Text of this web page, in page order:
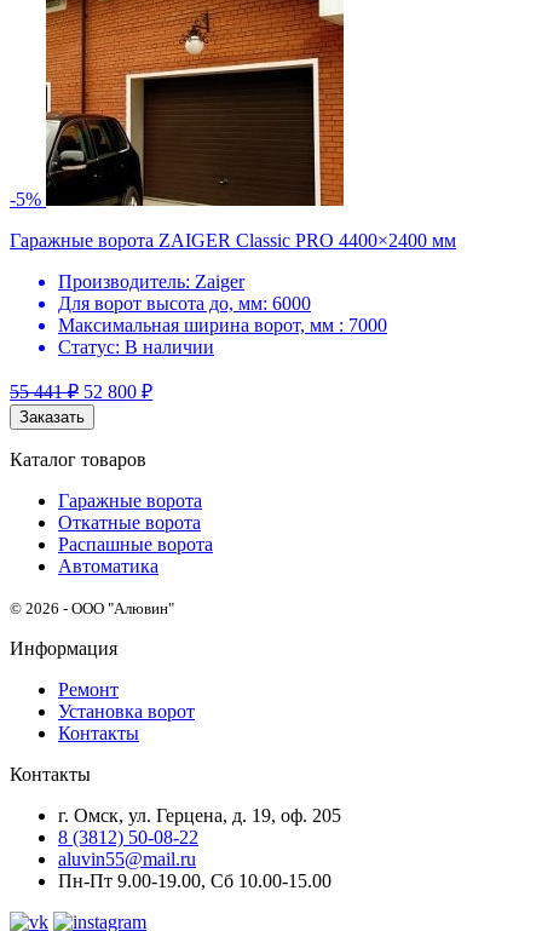
-5%
Гаражные ворота ZAIGER Classic PRO 4400×2400 мм
Производитель: Zaiger
Для ворот высота до, мм: 6000
Максимальная ширина ворот, мм : 7000
Статус: В наличии
55 441₽ 52 800 ₽
Заказать
Каталог товаров
Гаражные ворота
Откатные ворота
Распашные ворота
Автоматика
© 2026 - ООО "Алювин"
Информация
Ремонт
Установка ворот
Контакты
Контакты
г. Омск, ул. Герцена, д. 19, оф. 205
8 (3812) 50-08-22
aluvin55@mail.ru
Пн-Пт 9.00-19.00, Сб 10.00-15.00